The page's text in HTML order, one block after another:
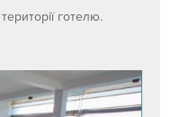
готелю.